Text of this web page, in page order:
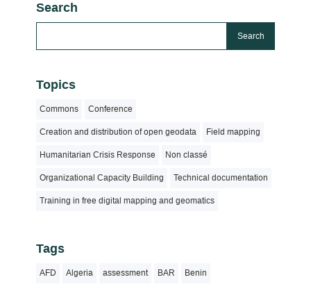
Search
Topics
Commons Conference
Creation and distribution of open geodata Field mapping
Humanitarian Crisis Response Non classé
Organizational Capacity Building Technical documentation
Training in free digital mapping and geomatics
Tags
AFD Algeria assessment BAR Benin